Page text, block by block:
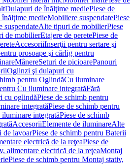
Dulapuri de înălţime mediePiese de
medieMobiliere suspendatePiese
suspendateAlte tipuri de mobilierPiese
de mobilierEtajere de peretePiese de
AccesoriiInserţii pentru sertare şi
prosoape şi cârlig pentru
MânereSeturi de picioarePanouri
Oglinzi şi dulapuri cu
pentru OglindăCu iluminare
Cu iluminare integratăFără
cu oglindăPiese de schimb pentru
integratăPiese de schimb pentru
iluminare integratăPiese de schimb
AccesoriiElemente de iluminareAlte
de lavoarPiese de schimb pentru Baterii
electrică de la reţeaPiese de
alimentare electrică de la reţeaMontaj
Piese de schimb pentru Montaj stativ,